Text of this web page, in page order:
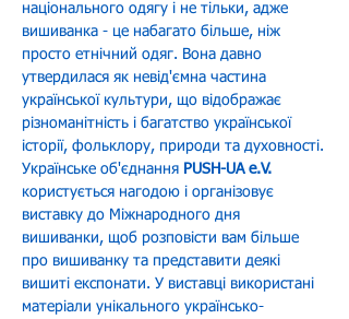
національного одягу і не тільки, адже
вишиванка - це набагато більше, ніж
просто етнічний одяг. Вона давно
утвердилася як невід'ємна частина
української культури, що відображає
різноманітність і багатство української
історії, фольклору, природи та духовності.
Українське об'єднання PUSH-UA e.V.
користується нагодою і організовує
виставку до Міжнародного дня
вишиванки, щоб розповісти вам більше
про вишиванку та представити деякі
вишиті експонати. У виставці використані
матеріали унікального українсько-